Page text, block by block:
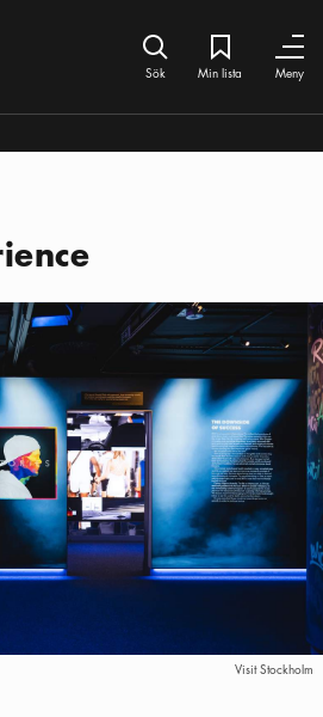
Sök ikon
Sök
Min lista
Bokmärke
Min lista Meny
Stäng
Visit Stockholm